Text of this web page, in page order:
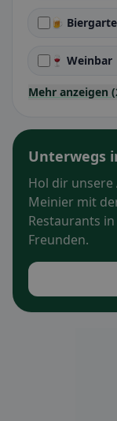
🍺
🍷 Weinbar
Mehr anzeigen
Unterwegs
Hol dir
Meinier mit
Restaurants
Freunden.